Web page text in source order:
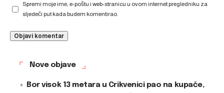
Spremi moje ime, e-poštu i web-stranicu u ovom internet pregledniku za
sljedeći put kada budem komentirao.
Nove objave
Bor visok 13 metara u Crikvenici pao na kupače,